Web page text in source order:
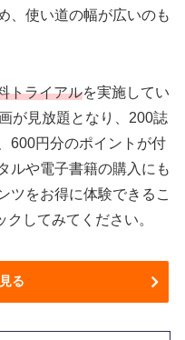
、使い道の幅が広いのも
トライアルを実施してい
が見放題となり、200誌
600円分のポイントが付
ルや電子書籍の購入にも
ツをお得に体験できるこ
してみてください。
る